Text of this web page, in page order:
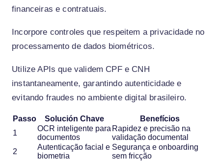
financeiras e contratuais.
Incorpore controles que respeitem a privacidade no
processamento de dados biométricos.
Utilize APIs que validem CPF e CNH
instantaneamente, garantindo autenticidade e
evitando fraudes no ambiente digital brasileiro.
Passo Solución Chave
Benefícios
1
OCR inteligente para
documentos
Rapidez e precisão na
validação documental
2
Autenticação facial e
biometria
Segurança e onboarding
sem fricção